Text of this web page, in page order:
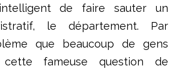
de faire sauter un
le département. Par
que beaucoup de gens
cette fameuse question de